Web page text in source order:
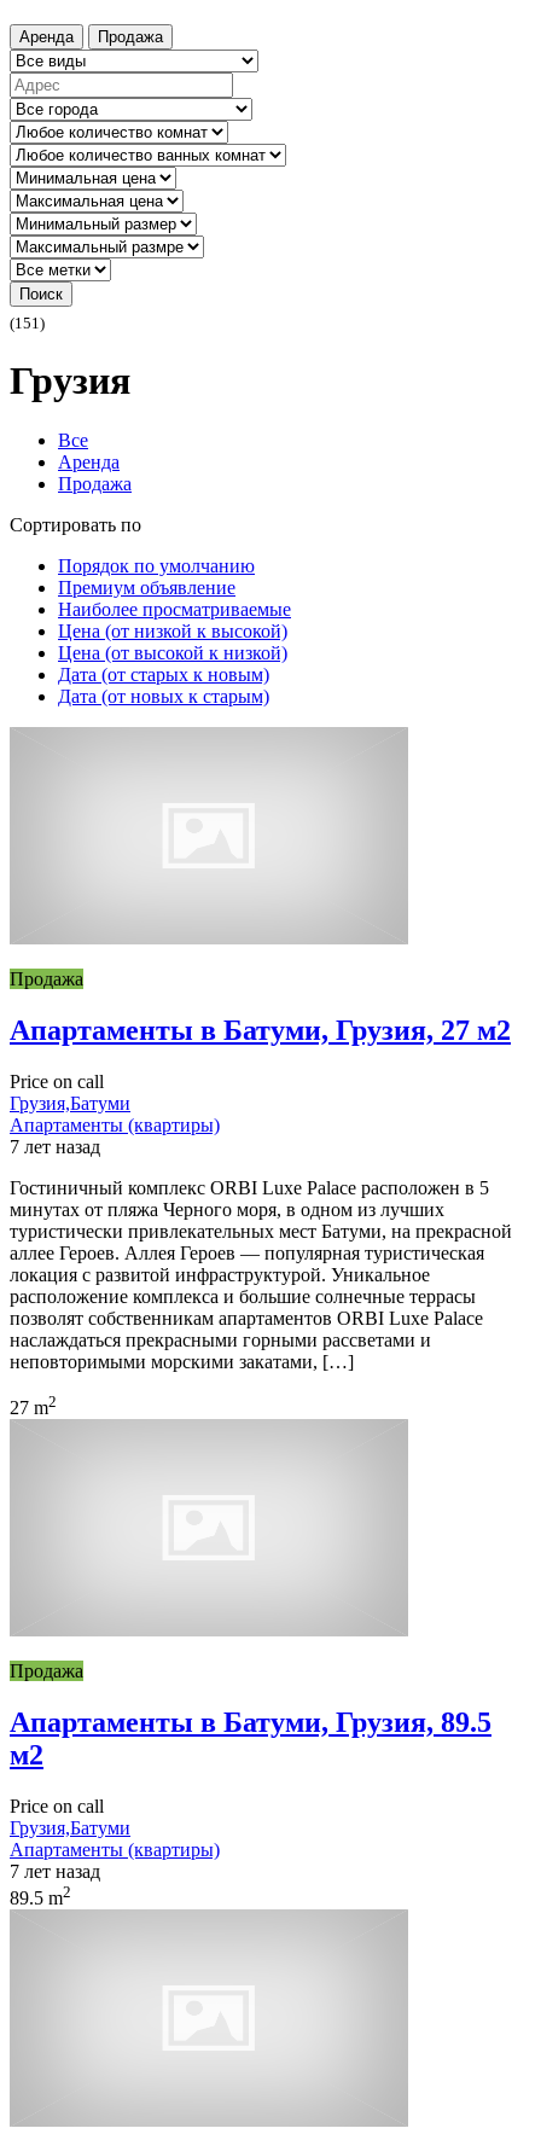
Аренда Продажа
Поиск
(151)
Грузия
Все
Аренда
Продажа
Сортировать по
Порядок по умолчанию
Премиум объявление
Наиболее просматриваемые
Цена (от низкой к высокой)
Цена (от высокой к низкой)
Дата (от старых к новым)
Дата (от новых к старым)
Продажа
Апартаменты в Батуми, Грузия, 27 м2
Price on call
Грузия,Батуми
Апартаменты (квартиры)
7 лет назад
Гостиничный комплекс ORBI Luxe Palace расположен в 5
минутах от пляжа Черного моря, в одном из лучших
туристически привлекательных мест Батуми, на прекрасной
аллее Героев. Аллея Героев — популярная туристическая
локация с развитой инфраструктурой. Уникальное
расположение комплекса и большие солнечные террасы
позволят собственникам апартаментов ORBI Luxe Palace
наслаждаться прекрасными горными рассветами и
неповторимыми морскими закатами, […]
27 m2
Продажа
Апартаменты в Батуми, Грузия, 89.5
м2
Price on call
Грузия,Батуми
Апартаменты (квартиры)
7 лет назад
89.5 m2